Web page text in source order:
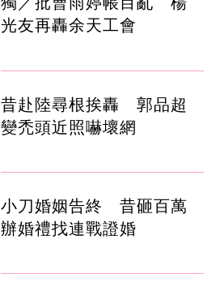
光友再轟余天工會
昔赴陸尋根挨轟 郭品超
變禿頭近照嚇壞網
小刀婚姻告終 昔砸百萬
辦婚禮找連戰證婚